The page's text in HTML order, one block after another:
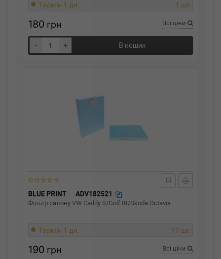
Термін 1 дн. 1 шт.
180 грн Всі ціни
- + В кошик
BLUE PRINT ADV182521
Фільтр салону VW Caddy II/Golf III/Skoda Octavia
Термін 1 дн. 17 шт.
190 грн Всі ціни